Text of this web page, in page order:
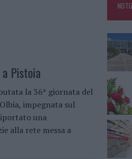
Pistoia
la 36ª giornata del
impegnata sul
una
alla rete messa a